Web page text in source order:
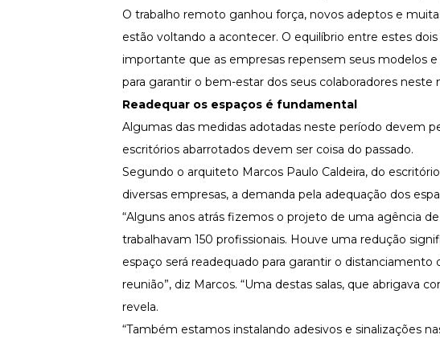
Treinamento de Produto
Materiais Gratuitos
Materiais Gratuitos
Todos os Materiais Gratuitos
Confira nossos materiais
Aprofunde seu conhecimento
Ferramentas e Templates
Infográfico
Conteúdo prático e rápido
Materiais centralizados
O trabalho remoto ganhou força, novos adeptos e
estão voltando a acontecer. O equilíbrio entre estes
importante que as empresas repensem seus modelos
para garantir o bem-estar dos seus colaboradores neste
Readequar os espaços é fundamental
Algumas das medidas adotadas neste período devem
escritórios abarrotados devem ser coisa do passado.
Segundo o arquiteto Marcos Paulo Caldeira, do
diversas empresas, a demanda pela adequação dos
“Alguns anos atrás fizemos o projeto de uma agência
trabalhavam 150 profissionais. Houve uma redução
espaço será readequado para garantir o
reunião”, diz Marcos. “Uma destas salas, que abrigava
revela.
“Também estamos instalando adesivos e sinalizações